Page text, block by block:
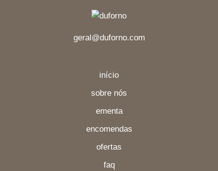
geral@duforno.com
início
sobre nós
ementa
encomendas
ofertas
faq